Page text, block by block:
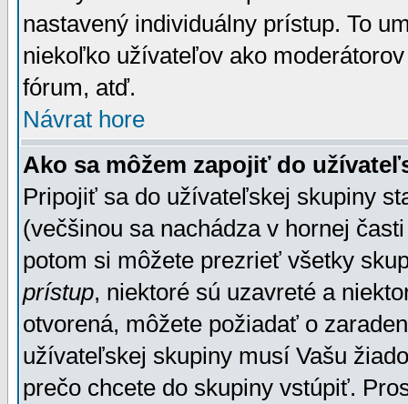
nastavený individuálny prístup. To
niekoľko užívateľov ako
fórum, atď.
Návrat hore
Ako sa môžem zapojiť do
Pripojiť sa do užívateľskej skupiny
(večšinou sa nachádza v hornej
potom si môžete prezrieť všetky
prístup, niektoré sú uzavreté a
otvorená, môžete požiadať o
užívateľskej skupiny musí Vašu
prečo chcete do skupiny vstúpiť.